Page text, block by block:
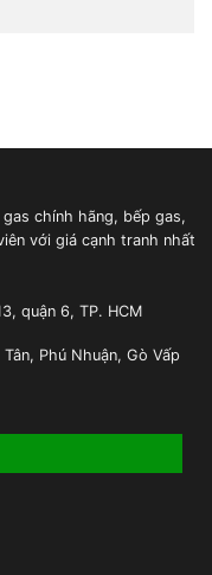
chính hãng, bếp gas,
với giá cạnh tranh nhất
quận 6, TP. HCM
Phú Nhuận, Gò Vấp